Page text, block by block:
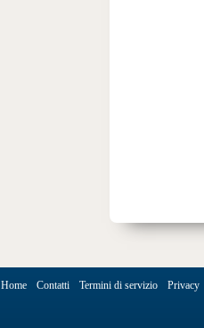
Home Contatti Termini di servizio Privacy